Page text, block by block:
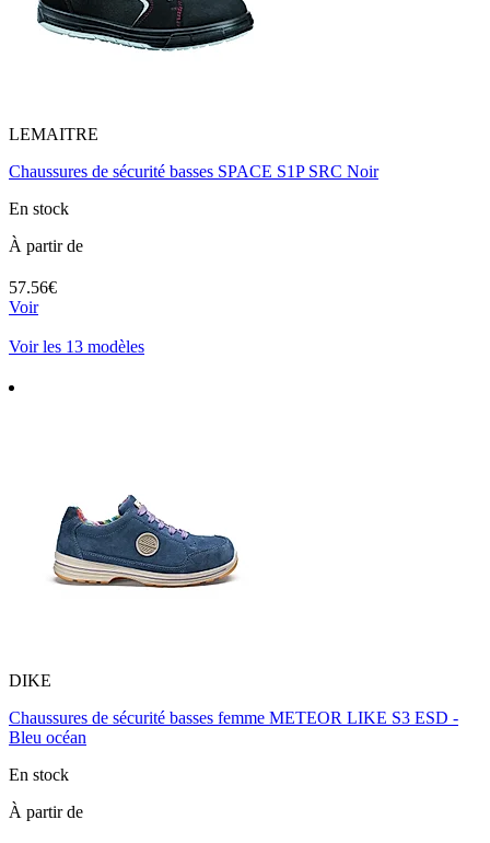
LEMAITRE
Chaussures de sécurité basses SPACE S1P SRC Noir
En stock
À partir de
57.56€
Voir
Voir les 13 modèles
DIKE
Chaussures de sécurité basses femme METEOR LIKE S3 ESD -
Bleu océan
En stock
À partir de